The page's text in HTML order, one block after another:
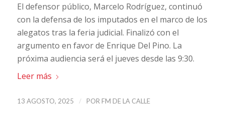
El defensor público, Marcelo Rodríguez, continuó
con la defensa de los imputados en el marco de los
alegatos tras la feria judicial. Finalizó con el
argumento en favor de Enrique Del Pino. La
próxima audiencia será el jueves desde las 9:30.
Leer más
13 AGOSTO, 2025 / POR FM DE LA CALLE